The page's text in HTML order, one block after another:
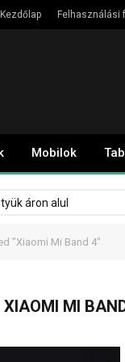
Kezdőlap Felhasználási
Mobilok
áron alul
"Xiaomi Mi Band 4"
XIAOMI MI